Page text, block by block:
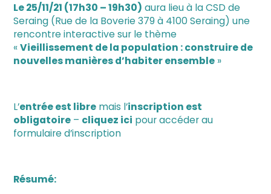
Le 25/11/21 (17h30 – 19h30) aura lieu à la CSD de
Seraing (Rue de la Boverie 379 à 4100 Seraing) une
rencontre interactive sur le thème
«Vieillissement de la population : construire de
nouvelles manières d’habiter ensemble »
L’entrée est libre mais l’inscription est
obligatoire – cliquez ici pour accéder au
formulaire d’inscription
Résumé: